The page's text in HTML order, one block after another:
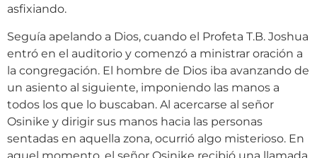
asfixiando.
Seguía apelando a Dios, cuando el Profeta T.B. Joshua
entró en el auditorio y comenzó a ministrar oración a
la congregación. El hombre de Dios iba avanzando de
un asiento al siguiente, imponiendo las manos a
todos los que lo buscaban. Al acercarse al señor
Osinike y dirigir sus manos hacia las personas
sentadas en aquella zona, ocurrió algo misterioso. En